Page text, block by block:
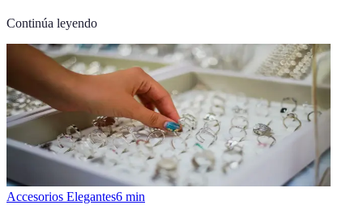
Continúa leyendo
Accesorios Elegantes6 min